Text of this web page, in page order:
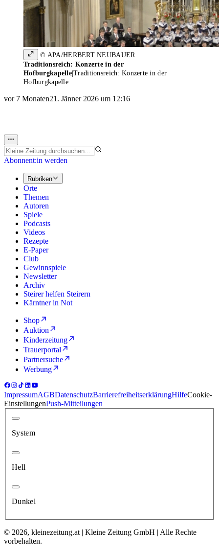
© APA/HERBERT NEUBAUER
Traditionsreich: Konzerte in der
Hofburgkapelle|Traditionsreich: Konzerte in der
Hofburgkapelle
vor 7 Monaten21. Jänner 2026 um 12:16
Abonnent:in werden
Rubriken
Orte
Themen
Autoren
Spiele
Podcasts
Videos
Rezepte
E-Paper
Club
Gewinnspiele
Newsletter
Archiv
Steirer helfen Steirern
Kärntner in Not
Shop
Auktion
Kinderzeitung
Trauerportal
Partnersuche
Werbung
ImpressumAGBDatenschutzBarrierefreiheitserklärungHilfeCookie-
EinstellungenPush-Mitteilungen
System
Hell
Dunkel
© 2026, kleinezeitung.at | Kleine Zeitung GmbH | Alle Rechte
vorbehalten.